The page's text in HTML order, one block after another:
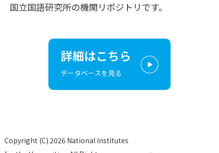
国立国語研究所の機関リポジトリです。
詳細はこちら
データベースを見る
Copyright (C) 2026 National Institutes